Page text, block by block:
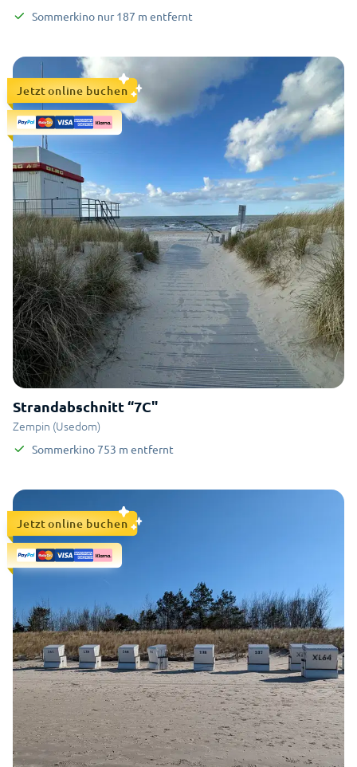
Sommerkino nur 187 m entfernt
Strandabschnitt “7C"
Zempin (Usedom)
Jetzt online buchen
Sommerkino753 m entfernt
Jetzt online buchen